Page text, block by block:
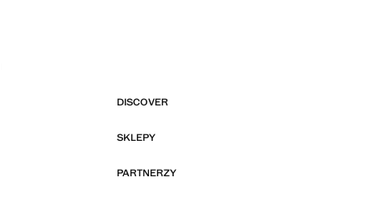
DISCOVER
SKLEPY
PARTNERZY